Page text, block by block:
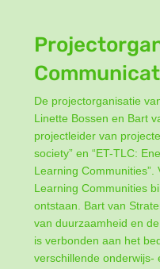
De projectorganisatie
Linette Bossen en Bart
projectleider van
society” en “ET-TLC:
Learning
Learning Communities
ontstaan. Bart van
van duurzaamheid en
is verbonden aan het
verschillende onderwijs-